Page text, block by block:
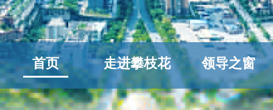
首页 走进攀枝花 领导之窗